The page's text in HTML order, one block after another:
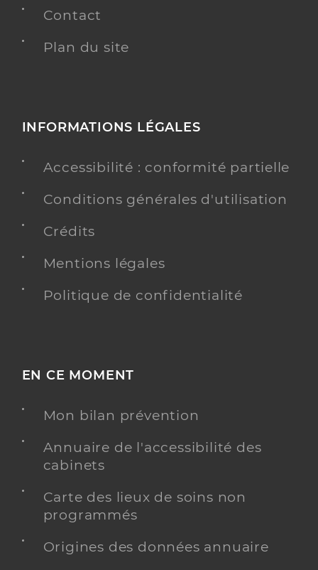
Contact
Plan du site
INFORMATIONS LÉGALES
Accessibilité : conformité partielle
Conditions générales d'utilisation
Crédits
Mentions légales
Politique de confidentialité
EN CE MOMENT
Mon bilan prévention
Annuaire de l'accessibilité des
cabinets
Carte des lieux de soins non
programmés
Origines des données annuaire